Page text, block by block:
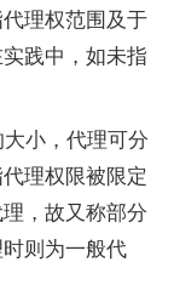
理权范围及于
践中，如未指
小，代理可分
理权限被限定
，故又称部分
则为一般代